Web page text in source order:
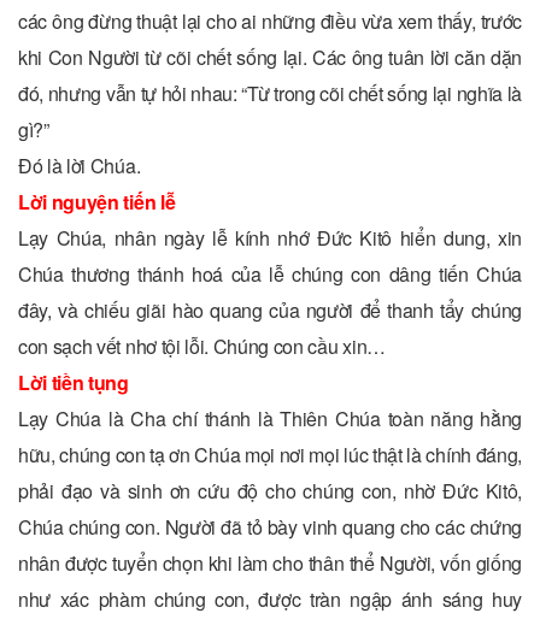
các ông đừng thuật lại cho ai những điều vừa xem thấy, trước
khi Con Người từ cõi chết sống lại. Các ông tuân lời căn dặn
đó, nhưng vẫn tự hỏi nhau: “Từ trong cõi chết sống lại nghĩa là
gì?”
Ðó là lời Chúa.
Lời nguyện tiến lễ
Lạy Chúa, nhân ngày lễ kính nhớ Ðức Kitô hiển dung, xin
Chúa thương thánh hoá của lễ chúng con dâng tiến Chúa
đây, và chiếu giãi hào quang của người để thanh tẩy chúng
con sạch vết nhơ tội lỗi. Chúng con cầu xin…
Lời tiền tụng
Lạy Chúa là Cha chí thánh là Thiên Chúa toàn năng hằng
hữu, chúng con tạ ơn Chúa mọi nơi mọi lúc thật là chính đáng,
phải đạo và sinh ơn cứu độ cho chúng con, nhờ Ðức Kitô,
Chúa chúng con. Người đã tỏ bày vinh quang cho các chứng
nhân được tuyển chọn khi làm cho thân thể Người, vốn giống
như xác phàm chúng con, được tràn ngập ánh sáng huy